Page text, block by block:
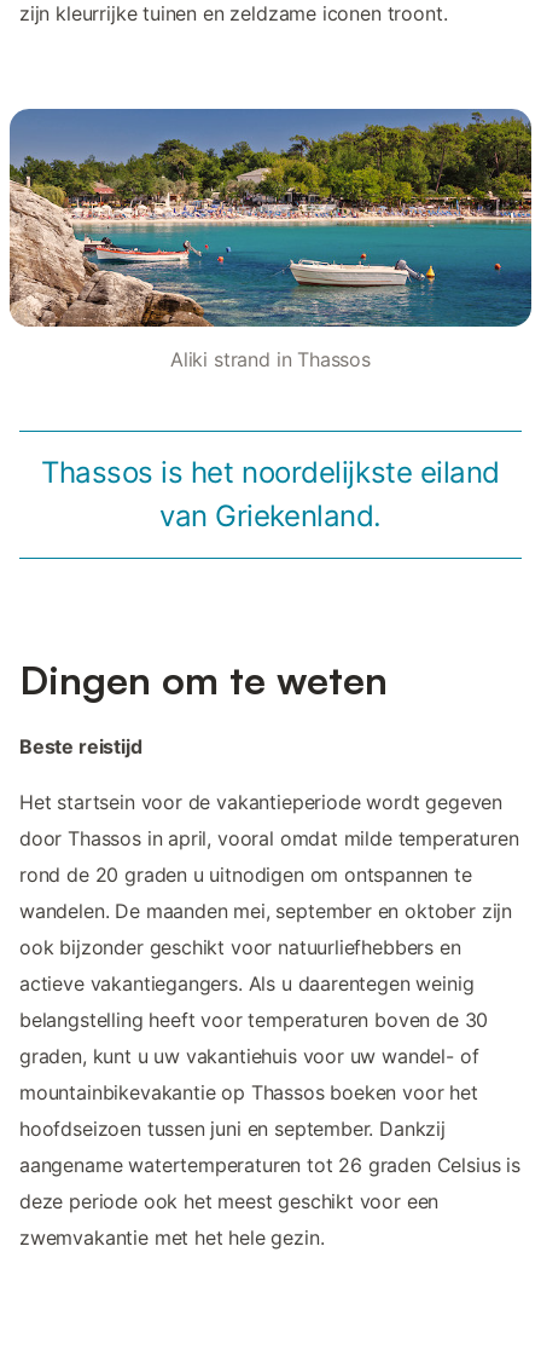
zijn kleurrijke tuinen en zeldzame iconen troont.
Aliki strand in Thassos
Thassos is het noordelijkste eiland
van Griekenland.
Dingen om te weten
Beste reistijd
Het startsein voor de vakantieperiode wordt gegeven
door Thassos in april, vooral omdat milde temperaturen
rond de 20 graden u uitnodigen om ontspannen te
wandelen. De maanden mei, september en oktober zijn
ook bijzonder geschikt voor natuurliefhebbers en
actieve vakantiegangers. Als u daarentegen weinig
belangstelling heeft voor temperaturen boven de 30
graden, kunt u uw vakantiehuis voor uw wandel- of
mountainbikevakantie op Thassos boeken voor het
hoofdseizoen tussen juni en september. Dankzij
aangename watertemperaturen tot 26 graden Celsius is
deze periode ook het meest geschikt voor een
zwemvakantie met het hele gezin.